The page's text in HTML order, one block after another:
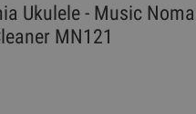
Ukulele - Music
MN121